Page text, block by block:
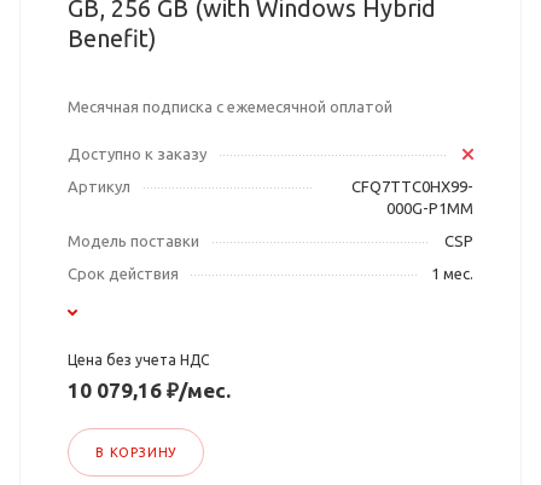
GB, 256 GB (with Windows Hybrid
Benefit)
Месячная подписка с ежемесячной оплатой
Доступно к заказу
Артикул
CFQ7TTC0HX99-
000G-P1MM
Модель поставки
CSP
Срок действия
1 мес.
Цена без учета НДС
10 079,16 ₽/мес.
В КОРЗИНУ